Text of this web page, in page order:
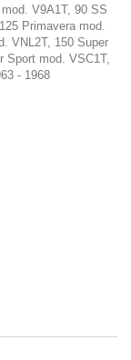
V9A1T, 90 SS
Primavera mod.
VNL2T, 150 Super
Sport mod. VSC1T,
- 1968